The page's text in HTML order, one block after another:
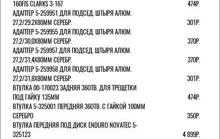
160FIS CLARKS 3-167
474Р.
АДАПТЕР 5-259951 ДЛЯ ПОДСЕД. ШТЫРЯ АЛЮМ.
27,2/29.2Х80ММ СЕРЕБР.
301Р.
АДАПТЕР 5-259955 ДЛЯ ПОДСЕД. ШТЫРЯ АЛЮМ.
27,2/30,0Х80ММ СЕРЕБР.
370Р.
АДАПТЕР 5-259957 ДЛЯ ПОДСЕД. ШТЫРЯ АЛЮМ.
27,2/31,4Х80ММ СЕРЕБР.
370Р.
АДАПТЕР 5-259958 ДЛЯ ПОДСЕД. ШТЫРЯ АЛЮМ.
27,2/31,8Х80ММ СЕРЕБР.
301Р.
ВТУЛКА 00-170023 ЗАДНЯЯ 36ОТВ. ДЛЯ ТРЕЩЕТКИ
ПОД ГАЙКУ 135ММ
474Р.
ВТУЛКА 5-325001 ПЕРЕДНЯЯ 36ОТВ. С ГАЙКОЙ 100ММ
СЕРЕБРО
350Р.
ВТУЛКА ПЕРЕДНЯЯ ПОД ДИСК ENDURO NOVATEC 5-
325123
4 899Р.